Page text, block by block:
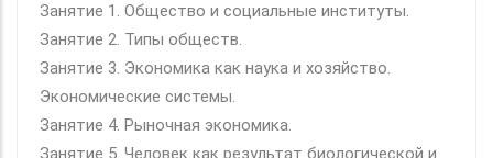
Занятие 1. Общество и социальные институты.
Занятие 2. Типы обществ.
Занятие 3. Экономика как наука и хозяйство.
Экономические системы.
Занятие 4. Рыночная экономика.
Занятие 5. Человек как результат биологической и